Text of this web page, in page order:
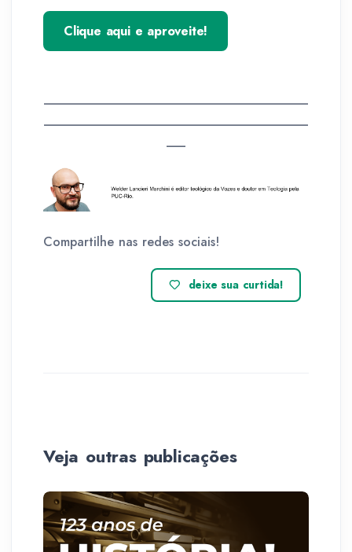
Clique aqui e aproveite!
Compartilhe nas redes sociais!
deixe sua curtida!
Veja outras publicações